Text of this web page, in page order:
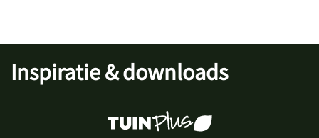
Inspiratie & downloads